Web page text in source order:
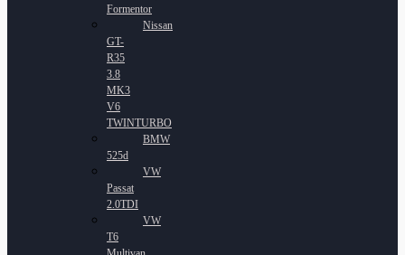
Formentor
Nissan
GT-
R35
3.8
MK3
V6
TWINTURBO
BMW
525d
VW
Passat
2.0TDI
VW
T6